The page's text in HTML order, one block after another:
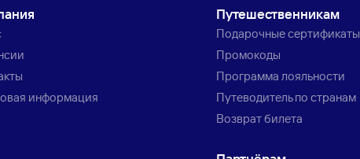
информация
Путешественникам
Подарочные сертификаты
Промокоды
Программа лояльности
Путеводитель по странам
Возврат билета